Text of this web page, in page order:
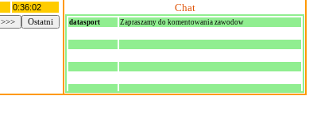
0:36:02
Ostatni
>>>
Chat
datasport Zapraszamy do komentowania zawodow